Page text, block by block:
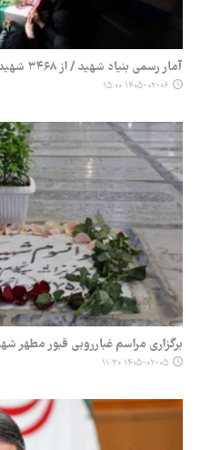
آمار رسمی بنیاد شهید / از ۳۴۶۸ شهید، نزدیک به نیمی غیرنظامی‌اند
۱۴۰۵-۰۲-۰۶ ۱۵:۰۰
برگزاری مراسم غبارروبی قبور مطهر
۱۴۰۵-۰۲-۰۵ ۱۱:۳۰